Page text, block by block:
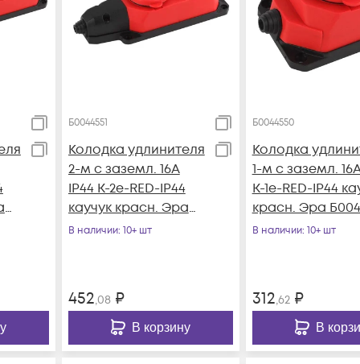
Б0044551
Колодка удлинителя
2-м с заземл. 16А
IP44 K-2e-RED-IP44
каучук красн. Эра
Б0044551
В наличии: 10+ шт
452,08₽
В корзину
Б0044550
Колодка
1-м с заземл.
K-1e-RED-IP44
красн. Эра
В наличии: 10+ шт
312,62₽
В